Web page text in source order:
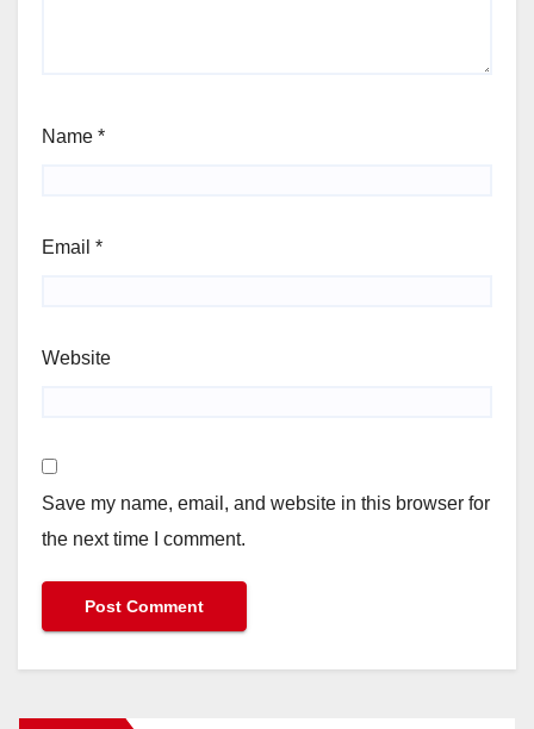
Name *
Email *
Website
Save my name, email, and website in this browser for
the next time I comment.